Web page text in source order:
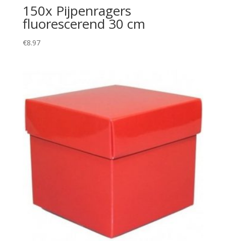
150x Pijpenragers
fluorescerend 30 cm
€8.97